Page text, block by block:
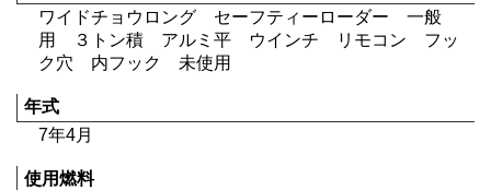
ワイドチョウロング セーフティーローダー 一般
用 ３トン積 アルミ平 ウインチ リモコン フッ
ク穴 内フック 未使用
年式
7年4月
使用燃料